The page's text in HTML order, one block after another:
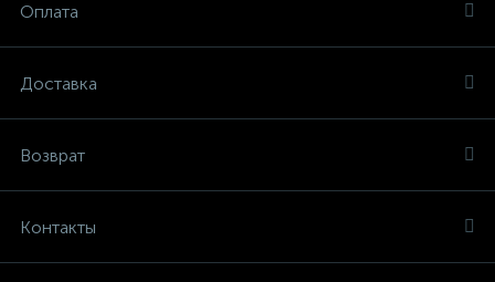
Оплата
Доставка
Возврат
Контакты